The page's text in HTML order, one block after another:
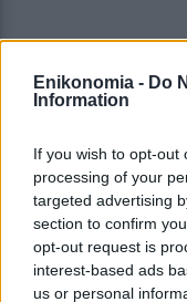
Enikonomia - Do
Information
If you wish to opt-out
processing of your
targeted advertising
section to confirm
opt-out request is
interest-based ads
us or personal